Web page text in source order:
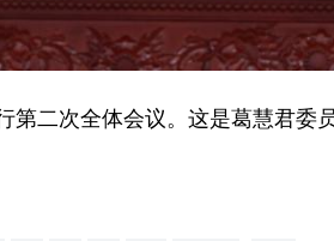
二次全体会议。这是葛慧君委员